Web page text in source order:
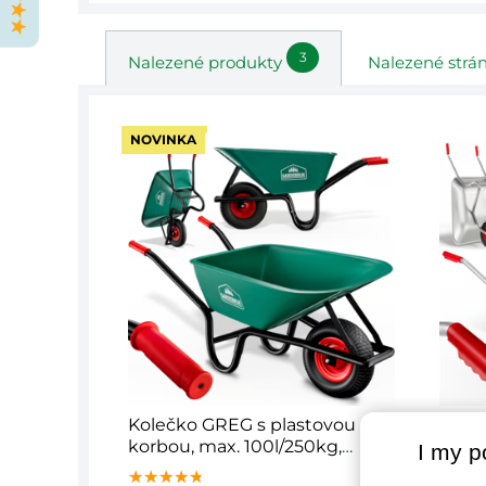
Nalezené produkty 3 Nalezené
NOVINKA
Kolečko GREG s plastovou
korbou, max. 100l/250kg,
zelená/černá
★★★★★
★★★★★
★★★★★
max.
I my